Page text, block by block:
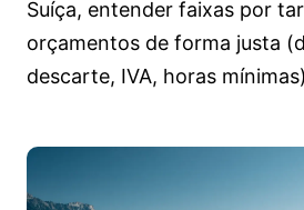
Suíça, entender faixas por
orçamentos de forma justa
descarte, IVA, horas